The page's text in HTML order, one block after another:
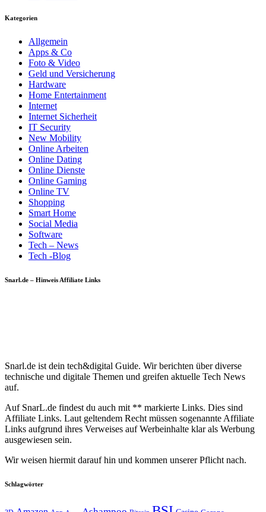
Kategorien
Allgemein
Apps & Co
Foto & Video
Geld und Versicherung
Hardware
Home Entertainment
Internet
Internet Sicherheit
IT Security
New Mobility
Online Arbeiten
Online Dating
Online Dienste
Online Gaming
Online TV
Shopping
Smart Home
Social Media
Software
Tech – News
Tech -Blog
Snarl.de – Hinweis Affiliate Links
Snarl.de ist dein tech&digital Guide. Wir berichten über diverse
technische und digitale Themen und greifen aktuelle Tech News
auf.
Auf SnarL.de findest du auch mit ** markierte Links. Dies sind
Affiliate Links. Laut geltendem Recht müssen sogenannte Affiliate
Links aufgrund ihres Verweises auf Werbeinhalte klar als Werbung
ausgewiesen sein.
Wir weisen hiermit darauf hin und kommen unserer Pflicht nach.
Schlagwörter